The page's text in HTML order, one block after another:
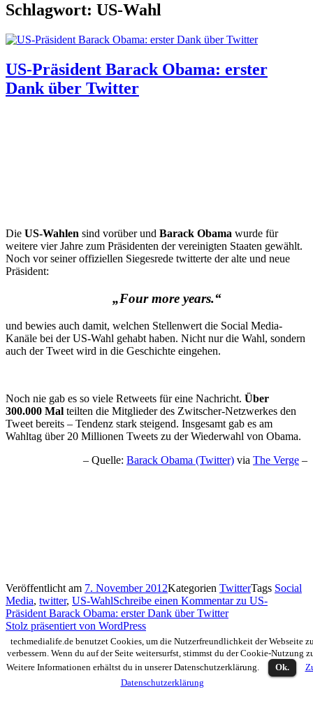
Schlagwort: US-Wahl
US-Präsident Barack Obama: erster
Dank über Twitter
Die US-Wahlen sind vorüber und Barack Obama wurde für
weitere vier Jahre zum Präsidenten der vereinigten Staaten gewählt.
Noch vor seiner offiziellen Siegesrede twitterte der alte und neue
Präsident:
„Four more years.“
und bewies auch damit, welchen Stellenwert die Social Media-
Kanäle bei der US-Wahl gehabt haben. Nicht nur die Wahl, sondern
auch der Tweet wird in die Geschichte eingehen.
Noch nie gab es so viele Retweets für eine Nachricht. Über
300.000 Mal teilten die Mitglieder des Zwitscher-Netzwerkes den
Tweet bereits – Tendenz stark steigend. Insgesamt gab es am
Wahltag über 20 Millionen Tweets zu der Wiederwahl von Obama.
– Quelle: Barack Obama (Twitter) via The Verge –
Veröffentlicht am 7. November 2012Kategorien TwitterTags Social
Media, twitter, US-WahlSchreibe einen Kommentarzu US-
Präsident Barack Obama: erster Dank über Twitter
Stolz präsentiert von WordPress
techmedialife.de benutzet Cookies, um die Nutzerfreundlichkeit der Webseite
verbessern. Wenn du auf der Seite weitersurfst, stimmst du der Cookie-Nutzung
Weitere Informationen erhältst du in unserer Datenschutzerklärung.
Ok.
Datenschutzerklärung